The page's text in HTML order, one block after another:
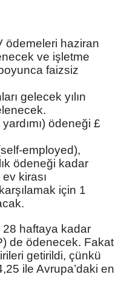
ödemeleri haziran
ve işletme
faizsiz
gelecek yılın
ödeneği £
employed),
ödeneği kadar
kirası
için 1
28 haftaya kadar
de ödenecek. Fakat
getirildi, çünkü
ile Avrupa’daki en